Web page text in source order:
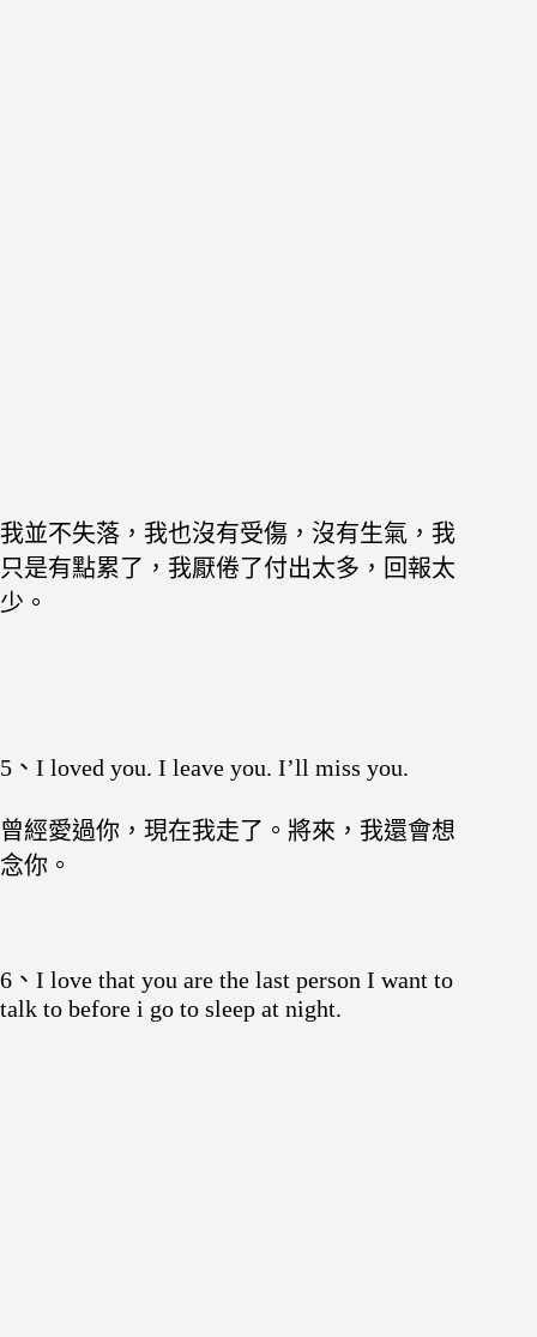
我並不失落，我也沒有受傷，沒有生氣，我
只是有點累了，我厭倦了付出太多，回報太
少。
5、I loved you. I leave you. I’ll miss you.
曾經愛過你，現在我走了。將來，我還會想
念你。
6、I love that you are the last person I want to
talk to before i go to sleep at night.